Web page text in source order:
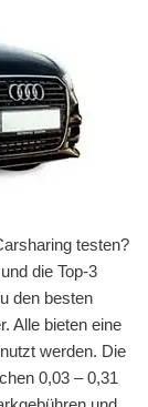
testen?
die Top-3
den besten
Alle bieten eine
werden. Die
0,03 – 0,31